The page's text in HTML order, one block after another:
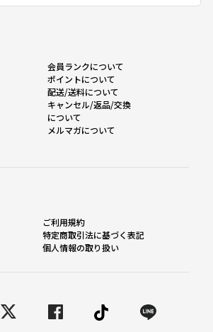
会員ランクについて
ポイントについて
配送/送料について
キャンセル/返品/交換
について
メルマガについて
ご利用規約
特定商取引法に基づく表記
個人情報の取り扱い